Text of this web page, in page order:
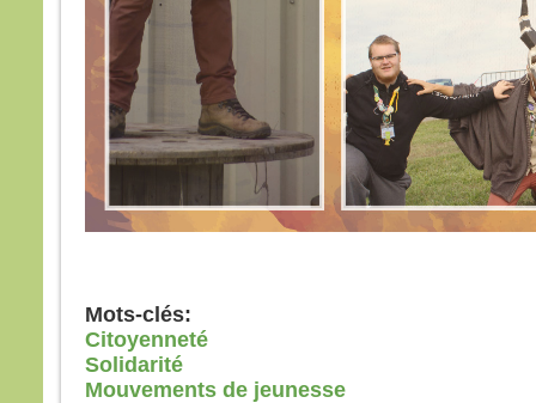
Mots-clés:
Citoyenneté
Solidarité
Mouvements de jeunesse